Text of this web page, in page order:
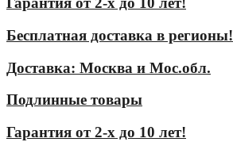
Бесплатная доставка в регионы!
Доставка: Москва и Мос.обл.
Подлинные товары
Гарантия от 2-х до 10 лет!